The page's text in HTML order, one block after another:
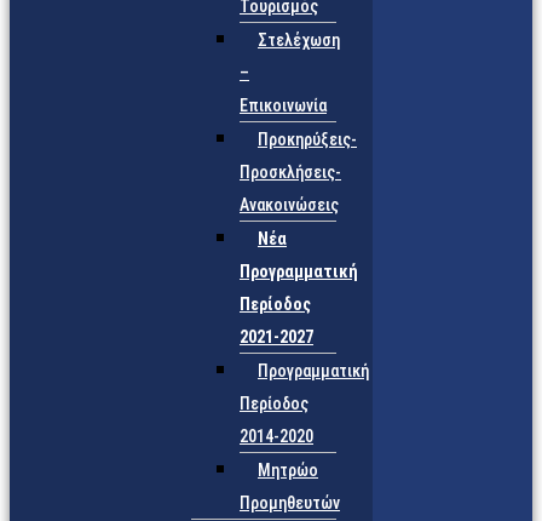
Τουρισμός
Στελέχωση
–
Επικοινωνία
Προκηρύξεις-
Προσκλήσεις-
Ανακοινώσεις
Νέα
Προγραμματική
Περίοδος
2021-2027
Προγραμματική
Περίοδος
2014-2020
Μητρώο
Προμηθευτών